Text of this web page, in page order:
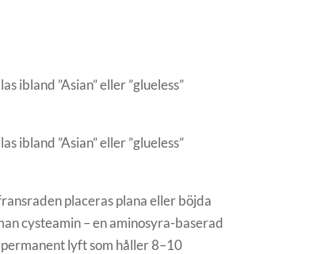
ibland ”Asian” eller ”glueless”
ibland ”Asian” eller ”glueless”
placeras plana eller böjda
cysteamin – en aminosyra-baserad
lyft som håller 8–10